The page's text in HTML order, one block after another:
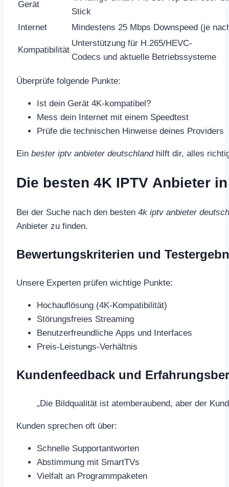
Gerät
Stick
Internet
Mindestens 25 Mbps Downspeed (je
Kompatibilität
Unterstützung für H.265/HEVC-
Codecs und aktuelle Betriebssysteme
Überprüfe folgende Punkte:
Ist dein Gerät 4K-kompatibel?
Mess dein Internet mit einem Speedtest
Prüfe die technischen Hinweise deines Providers
Ein bester iptv anbieter deutschlandhilft dir, alles
Die besten 4K IPTV Anbieter
Bei der Suche nach den besten 4k iptv anbieter
Anbieter zu finden.
Bewertungskriterien und
Unsere Experten prüfen wichtige Punkte:
Hochauflösung (4K-Kompatibilität)
Störungsfreies Streaming
Benutzerfreundliche Apps und Interfaces
Preis-Leistungs-Verhältnis
Kundenfeedback und
„Die Bildqualität ist atemberaubend, aber der
Kunden sprechen oft über:
Schnelle Supportantworten
Abstimmung mit SmartTVs
Vielfalt an Programmpaketen